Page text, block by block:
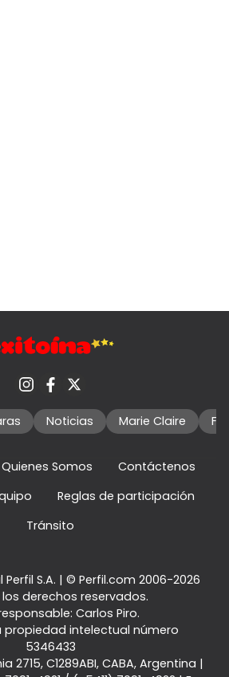
Noticias Marie Claire
Quienes Somos
Contáctenos
Reglas de participación
Tránsito
S.A. | © Perfil.com 2006-2026
derechos reservados.
Carlos Piro.
propiedad intelectual número
5346433
2715, C1289ABI, CABA, Argentina |